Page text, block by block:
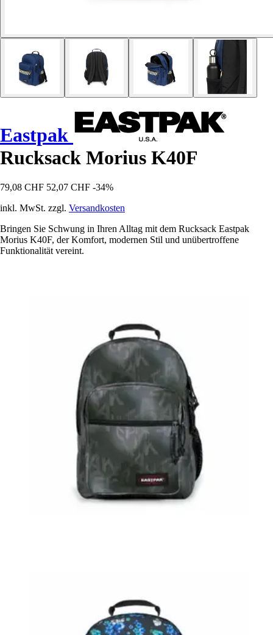
Eastpak
Rucksack Morius K40F
79,08 CHF 52,07 CHF -34%
inkl. MwSt. zzgl. Versandkosten
Bringen Sie Schwung in Ihren Alltag mit dem Rucksack Eastpak
Morius K40F, der Komfort, modernen Stil und unübertroffene
Funktionalität vereint.